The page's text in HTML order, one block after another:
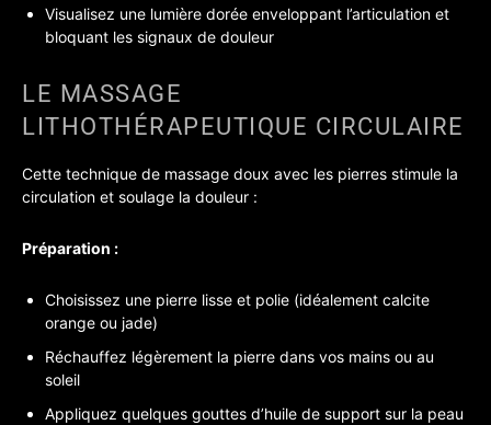
Visualisez une lumière dorée enveloppant l’articulation et
bloquant les signaux de douleur
LE MASSAGE
LITHOTHÉRAPEUTIQUE CIRCULAIRE
Cette technique de massage doux avec les pierres stimule la
circulation et soulage la douleur :
Préparation :
Choisissez une pierre lisse et polie (idéalement calcite
orange ou jade)
Réchauffez légèrement la pierre dans vos mains ou au
soleil
Appliquez quelques gouttes d’huile de support sur la peau